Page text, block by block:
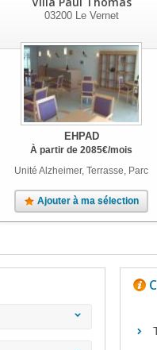
03200Le Vernet
EHPAD
À partir de2085€/mois
Unité Alzheimer, Terrasse, Parc
Ajouter à ma sélection